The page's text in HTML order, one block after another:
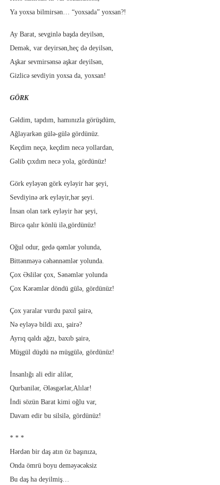
Ya yoxsa bilmirsən… “yoxsada” yoxsan?!
Ay Barat, sevginlə başda deyilsən,
Demək, var deyirsən,heç də deyilsən,
Aşkar sevmirsənsə aşkar deyilsən,
Gizlicə sevdiyin yoxsa da, yoxsan!
GÖRK
Gəldim, tapdım, hamınızla görüşdüm,
Ağlayarkən gülə-gülə gördünüz.
Keçdim neçə, keçdim necə yollardan,
Gəlib çıxdım necə yola, gördünüz!
Görk eyləyən görk eyləyir hər şeyi,
Sevdiyinə ərk eyləyir,hər şeyi.
İnsan olan tərk eyləyir hər şeyi,
Bircə qalır könlü ilə,gördünüz!
Oğul odur, gedə qəmlər yolunda,
Bittənməyə cəhənnəmlər yolunda.
Çox Əslilər çox, Sənəmlər yolunda
Çox Kərəmlər döndü gülə, gördünüz!
Çox yaralar vurdu paxıl şairə,
Nə eyləyə bildi axı, şairə?
Ayrıq qaldı ağzı, baxıb şairə,
Müşgül düşdü nə müşgülə, gördünüz!
İnsanlığı ali edir alilər,
Qurbanilər, Ələsgərlər,Alılar!
İndi sözün Barat kimi oğlu var,
Davam edir bu silsilə, gördünüz!
* * *
Hərdən bir daş atın öz başınıza,
Onda ömrü boyu deməyəcəksiz
Bu daş ha deyilmiş…